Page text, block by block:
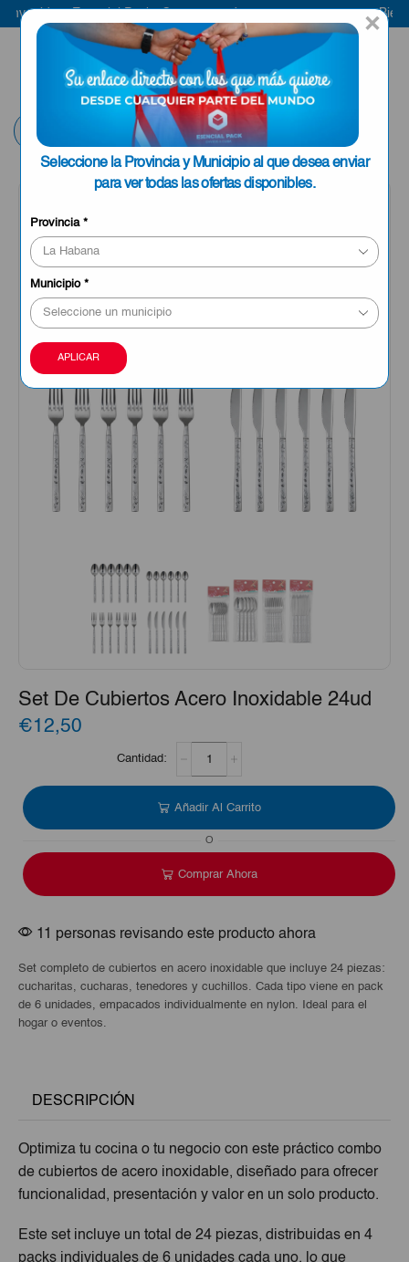
×
Seleccione la Provincia y Municipio al que desea enviar
para ver todas las ofertas disponibles.
Provincia*
Municipio*
APLICAR
a Esencial Pack
ENVIAR A LA
HABANA
Set De Cubiertos Acero Inoxidable 24ud
€12,50
Inoxidable
24ud
cantidad
Añadir Al Carrito
O
Comprar Ahora
11 personas revisando este producto ahora
Set completo de cubiertos en acero inoxidable que incluye 24 piezas:
cucharitas, cucharas, tenedores y cuchillos. Cada tipo viene en pack
de 6 unidades, empacados individualmente en nylon. Ideal para el
hogar o eventos.
DESCRIPCIÓN
Optimiza tu cocina o tu negocio con este práctico combo
de cubiertos de acero inoxidable, diseñado para ofrecer
funcionalidad, presentación y valor en un solo producto.
Este set incluye un total de 24 piezas, distribuidas en 4
packs individuales de 6 unidades cada uno, lo que